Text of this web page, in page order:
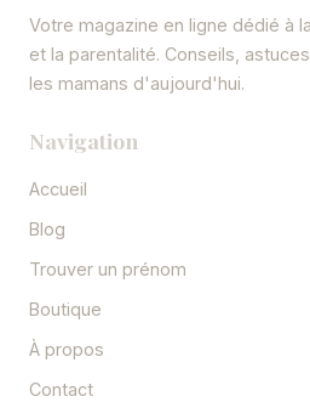
Votre magazine en ligne dédié à
et la parentalité. Conseils,
les mamans d'aujourd'hui.
Navigation
Accueil
Blog
Trouver un prénom
Boutique
À propos
Contact